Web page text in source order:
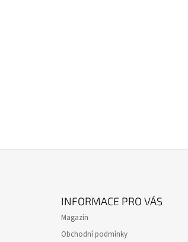
INFORMACE PRO VÁS
Magazín
Obchodní podmínky